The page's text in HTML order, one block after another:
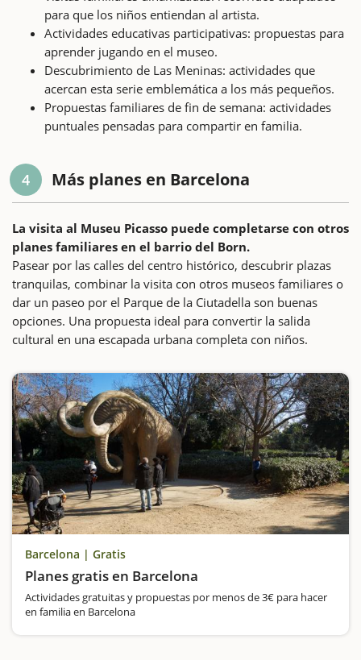
para que los niños entiendan al artista.
Actividades educativas participativas: propuestas para
aprender jugando en el museo.
Descubrimiento de Las Meninas: actividades que
acercan esta serie emblemática a los más pequeños.
Propuestas familiares de fin de semana: actividades
puntuales pensadas para compartir en familia.
4 Más planes en Barcelona
La visita al Museu Picasso puede completarse con otros
planes familiares en el barrio del Born.
Pasear por las calles del centro histórico, descubrir plazas
tranquilas, combinar la visita con otros museos familiares o
dar un paseo por el Parque de la Ciutadella son buenas
opciones. Una propuesta ideal para convertir la salida
cultural en una escapada urbana completa con niños.
Barcelona | Gratis
Planes gratis en Barcelona
Actividades gratuitas y propuestas por menos de 3€ para hacer
en familia en Barcelona